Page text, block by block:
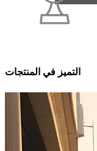
التميز في المنتجات